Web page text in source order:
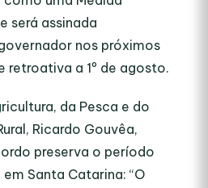
será assinada
nos próximos
retroativa a 1º de agosto.
da Pesca e do
Ricardo Gouvêa,
preserva o período
Santa Catarina: “O